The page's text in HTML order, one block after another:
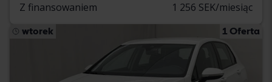
Z finansowaniem 1 256 SEK/miesiąc
wtorek 1 Oferta